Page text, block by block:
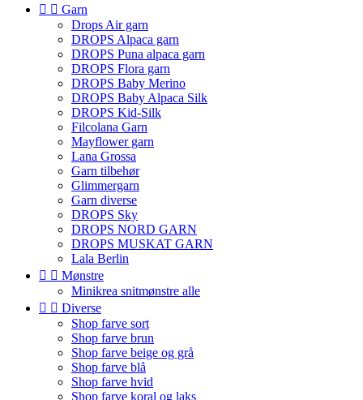
  Garn
Drops Air garn
DROPS Alpaca garn
DROPS Puna alpaca garn
DROPS Flora garn
DROPS Baby Merino
DROPS Baby Alpaca Silk
DROPS Kid-Silk
Filcolana Garn
Mayflower garn
Lana Grossa
Garn tilbehør
Glimmergarn
Garn diverse
DROPS Sky
DROPS NORD GARN
DROPS MUSKAT GARN
Lala Berlin
  Mønstre
Minikrea snitmønstre alle
  Diverse
Shop farve sort
Shop farve brun
Shop farve beige og grå
Shop farve blå
Shop farve hvid
Shop farve koral og laks